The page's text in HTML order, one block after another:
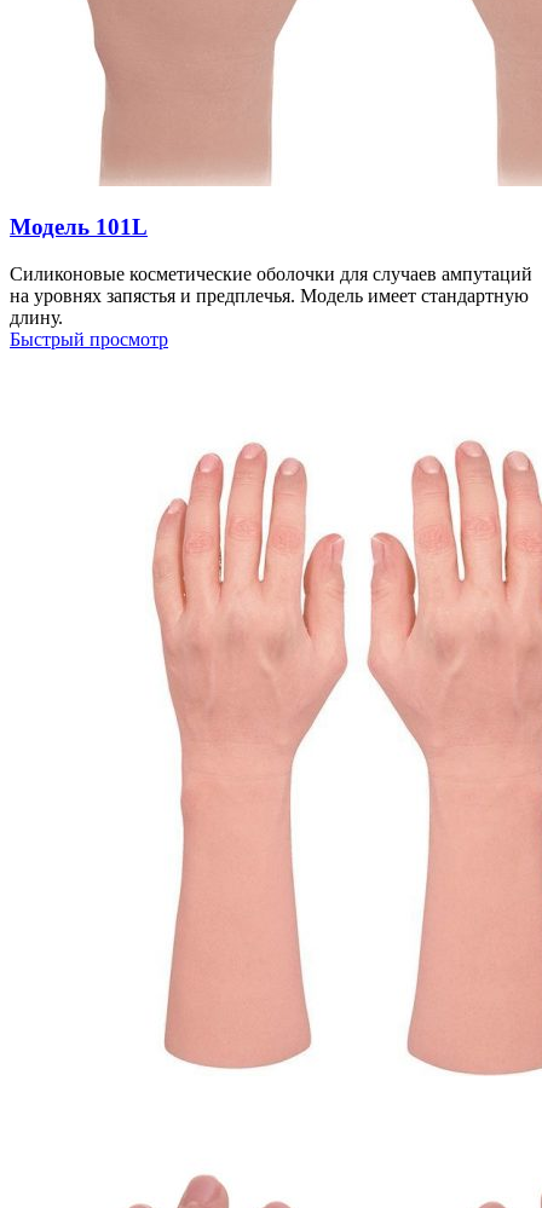
Модель 101L
Силиконовые косметические оболочки для случаев ампутаций
на уровнях запястья и предплечья. Модель имеет стандартную
длину.​
Быстрый просмотр